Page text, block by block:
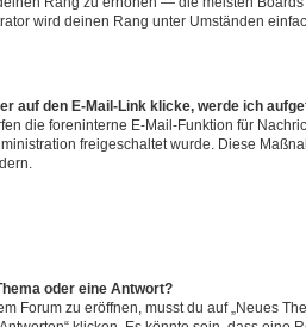
wird deinen Rang unter Umständen
auf den E-Mail-Link klicke, werde ich
die foreninterne E-Mail-Funktion für
freigeschaltet wurde. Diese
oder eine Antwort?
Forum zu eröffnen, musst du auf „Neues